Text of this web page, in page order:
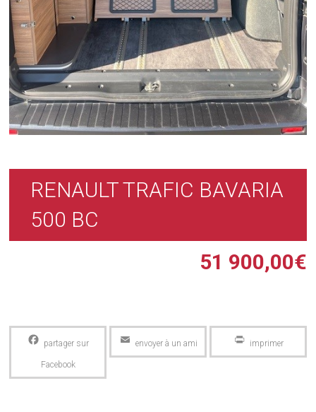
RENAULT TRAFIC BAVARIA
500 BC
51 900,00€
Facebook Email PrintFriendly